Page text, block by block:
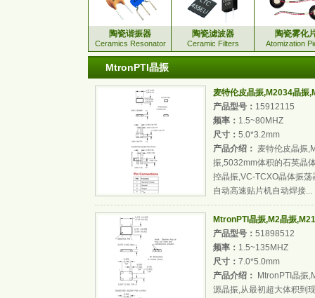
陶瓷谐振器
Ceramics Resonator
陶瓷滤波器
Ceramic Filters
陶瓷雾化
Atomization
MtronPTI晶振
麦特伦皮晶振,M2034晶振
产品型号： 15912115
频率： 1.5~80MHZ
尺寸： 5.0*3.2mm
产品介绍： 麦特伦皮晶振
振,5032mm体积的石英晶
控晶振,VC-TCXO晶体振
自动高速贴片机自动焊接...
MtronPTI晶振,M2晶振
产品型号： 51898512
频率： 1.5~135MHZ
尺寸： 7.0*5.0mm
产品介绍：
MtronPTI晶振
源晶振,从最初超大体积到